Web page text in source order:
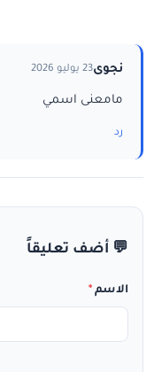
نجوى23 يوليو 2026
مامعنى اسمي
رد
💬 أضف تعليقاً
الاسم *